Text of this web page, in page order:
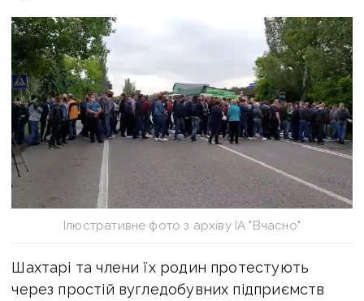
Ілюстративне фото з архіву ІА "Вчасно"
Шахтарі та члени їх родин протестують
через простій вугледобувних підприємств